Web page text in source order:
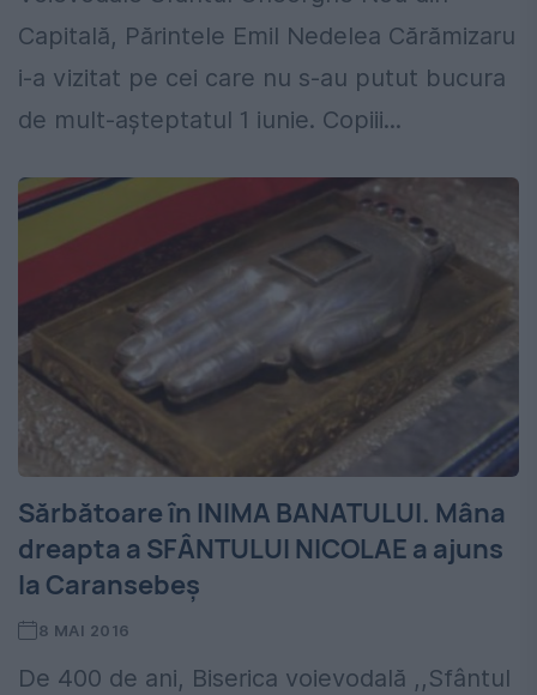
Capitală, Părintele Emil Nedelea Cărămizaru
i-a vizitat pe cei care nu s-au putut bucura
de mult-așteptatul 1 iunie. Copiii...
Sărbătoare în INIMA BANATULUI. Mâna
dreapta a SFÂNTULUI NICOLAE a ajuns
la Caransebeș
8 MAI 2016
De 400 de ani, Biserica voievodală ,,Sfântul